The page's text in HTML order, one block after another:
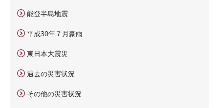
能登半島地震
平成30年７月豪雨
東日本大震災
過去の災害状況
その他の災害状況